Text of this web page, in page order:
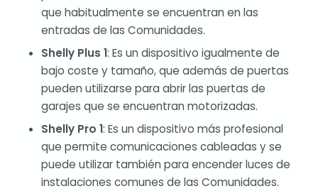
que habitualmente se encuentran en las
entradas de las Comunidades.
Shelly Plus 1: Es un dispositivo igualmente de
bajo coste y tamaño, que además de puertas
pueden utilizarse para abrir las puertas de
garajes que se encuentran motorizadas.
Shelly Pro 1: Es un dispositivo más profesional
que permite comunicaciones cableadas y se
puede utilizar también para encender luces de
instalaciones comunes de las Comunidades.